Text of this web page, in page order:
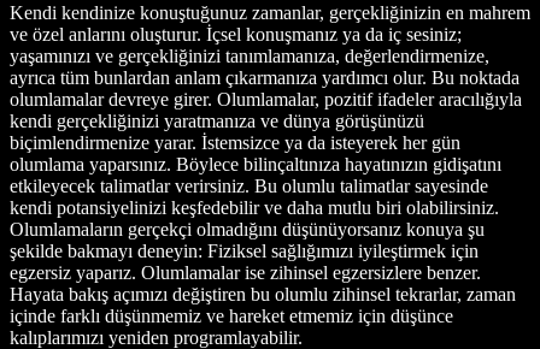
Kendi kendinize konuştuğunuz zamanlar, gerçekliğinizin en mahrem
ve özel anlarını oluşturur. İçsel konuşmanız ya da iç sesiniz;
yaşamınızı ve gerçekliğinizi tanımlamanıza, değerlendirmenize,
ayrıca tüm bunlardan anlam çıkarmanıza yardımcı olur. Bu noktada
olumlamalar devreye girer. Olumlamalar, pozitif ifadeler aracılığıyla
kendi gerçekliğinizi yaratmanıza ve dünya görüşünüzü
biçimlendirmenize yarar. İstemsizce ya da isteyerek her gün
olumlama yaparsınız. Böylece bilinçaltınıza hayatınızın gidişatını
etkileyecek talimatlar verirsiniz. Bu olumlu talimatlar sayesinde
kendi potansiyelinizi keşfedebilir ve daha mutlu biri olabilirsiniz.
Olumlamaların gerçekçi olmadığını düşünüyorsanız konuya şu
şekilde bakmayı deneyin: Fiziksel sağlığımızı iyileştirmek için
egzersiz yaparız. Olumlamalar ise zihinsel egzersizlere benzer.
Hayata bakış açımızı değiştiren bu olumlu zihinsel tekrarlar, zaman
içinde farklı düşünmemiz ve hareket etmemiz için düşünce
kalıplarımızı yeniden programlayabilir.